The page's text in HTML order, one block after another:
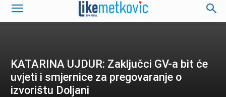
KATARINA UJDUR: Zaključci GV-a bit će
uvjeti i smjernice za pregovaranje o
izvorištu Doljani